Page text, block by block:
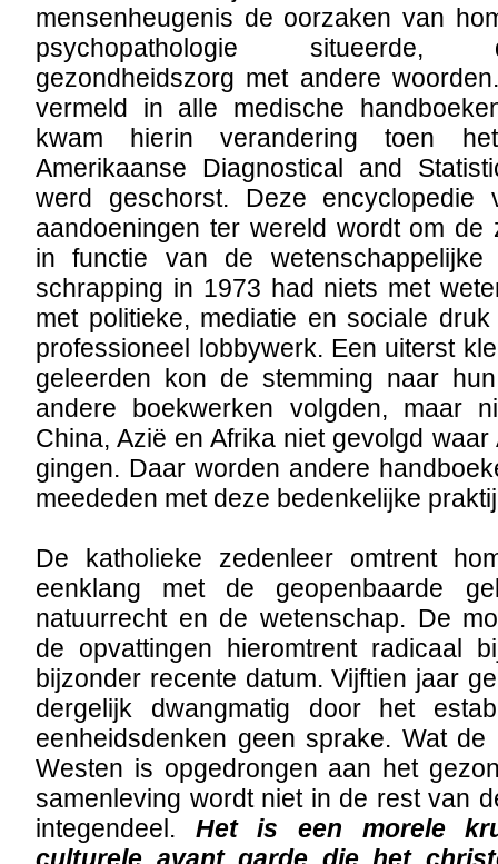
mensenheugenis de oorzaken van
psychopathologie situeerde,
gezondheidszorg met andere
vermeld in alle medische
kwam hierin verandering toen het
Amerikaanse Diagnostical and
werd geschorst. Deze encyclopedie
aandoeningen ter wereld wordt om de
in functie van de
schrapping in 1973 had niets met
met politieke, mediatie en sociale
professioneel lobbywerk. Een uiterst
geleerden kon de stemming naar
andere boekwerken volgden, maar
China, Azië en Afrika niet gevolgd
gingen. Daar worden andere
meededen met deze bedenkelijke
De katholieke zedenleer omtrent
eenklang met de geopenbaarde
natuurrecht en de wetenschap. De
de opvattingen hieromtrent radicaal
bijzonder recente datum. Vijftien jaar
dergelijk dwangmatig door het
eenheidsdenken geen sprake. Wat
Westen is opgedrongen aan het
samenleving wordt niet in de rest van
integendeel. Het is een morele